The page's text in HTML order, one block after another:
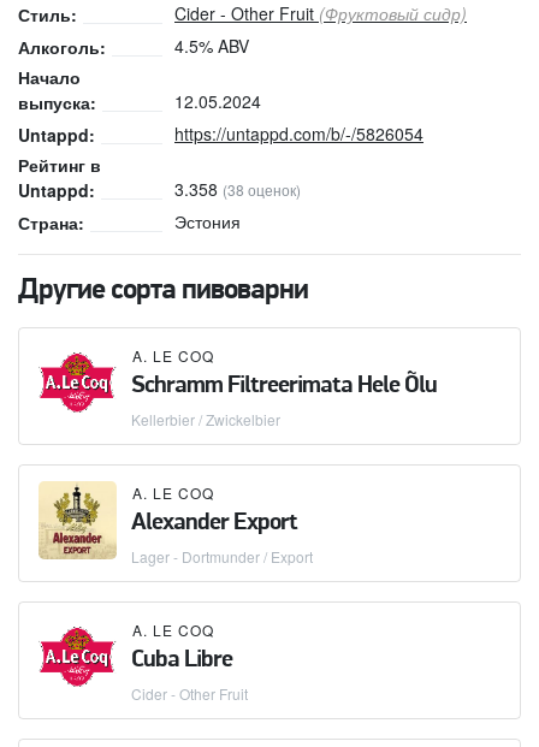
Стиль:
Cider - Other Fruit (Фруктовый сидр)
Алкоголь:
4.5% ABV
Начало
выпуска:
12.05.2024
Untappd:
https://untappd.com/b/-/5826054
Рейтинг в
Untappd:
3.358 (38 оценок)
Страна: Эстония
Другие сорта пивоварни
A. LE COQ
Schramm Filtreerimata Hele Õlu
Kellerbier / Zwickelbier
A. LE COQ
Alexander Export
Lager - Dortmunder / Export
A. LE COQ
Cuba Libre
Cider - Other Fruit